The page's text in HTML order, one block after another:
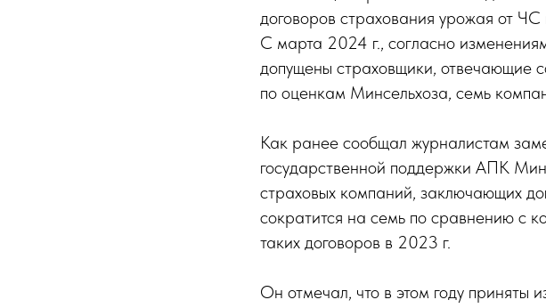
договоров страхования урожая от
С марта 2024 г., согласно
допущены страховщики, отвечающие
по оценкам Минсельхоза, семь
Как ранее сообщал журналистам
государственной поддержки АПК
страховых компаний, заключающих
сократится на семь по сравнению с
таких договоров в 2023 г.
Он отмечал, что в этом году приняты